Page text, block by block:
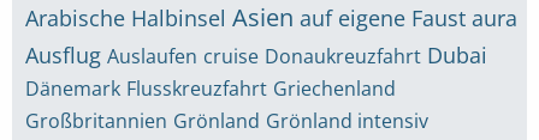
Arabische Halbinsel Asien auf eigene Faust aura
Ausflug Auslaufen cruise Donaukreuzfahrt Dubai
Dänemark Flusskreuzfahrt Griechenland
Großbritannien Grönland Grönland intensiv